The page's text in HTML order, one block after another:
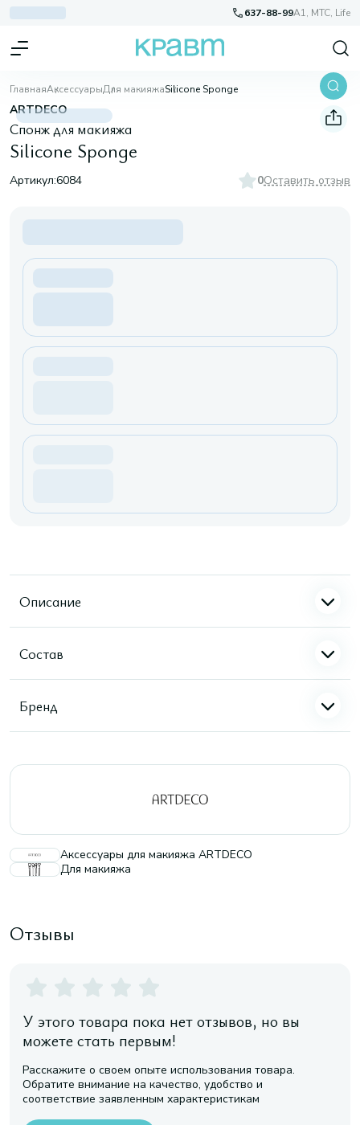
637-88-99A1, МТС, Life
ГлавнаяАксессуарыДля макияжаSilicone Sponge
ARTDECO
Спонж для макияжа
Silicone Sponge
Артикул:6084 0Оставить отзыв
Описание
Состав
Бренд
Аксессуары для макияжа ARTDECO
Для макияжа
Отзывы
У этого товара пока нет отзывов, но вы
можете стать первым!
Расскажите о своем опыте использования товара.
Обратите внимание на качество, удобство и
соответствие заявленным характеристикам